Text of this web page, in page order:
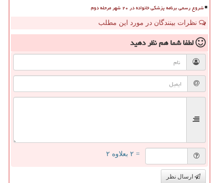
شروع رسمی برنامه پزشکی خانواده در ۲۰ شهر مرحله دوم
نظرات بینندگان در مورد این مطلب
لطفا شما همنظر دهید
= ۲ بعلاوه ۲
ارسال نظر